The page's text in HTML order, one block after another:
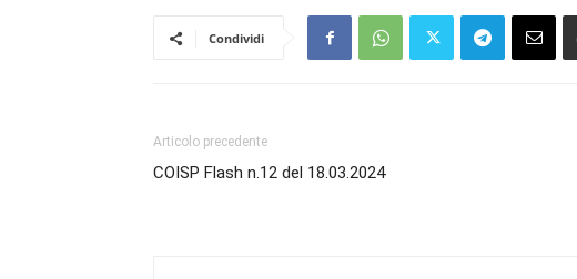
Condividi
Articolo precedente
COISP Flash n.12 del 18.03.2024